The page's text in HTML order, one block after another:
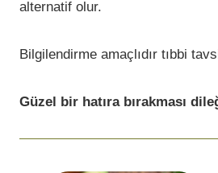
alternatif olur.
Bilgilendirme amaçlıdır tıbbi
Güzel bir hatıra bırakması